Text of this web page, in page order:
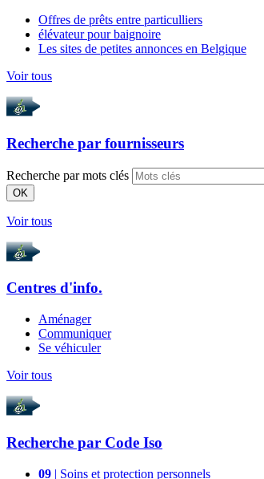
Offres de prêts entre particulliers
élévateur pour baignoire
Les sites de petites annonces en Belgique
Voir tous
Recherche par fournisseurs
Recherche par mots clés
OK
Voir tous
Centres d'info.
Aménager
Communiquer
Se véhiculer
Voir tous
Recherche par Code Iso
09 | Soins et protection personnels